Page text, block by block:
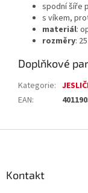
spodní šíře
s víkem,
materiál:
rozměry:
Doplňkové
Kategorie:
EAN:
Kontakt